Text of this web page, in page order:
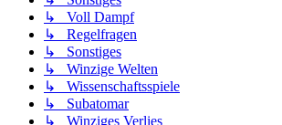
↳ Voll Dampf
↳ Regelfragen
↳ Sonstiges
↳ Winzige Welten
↳ Wissenschaftsspiele
↳ Subatomar
↳ Winziges Verlies